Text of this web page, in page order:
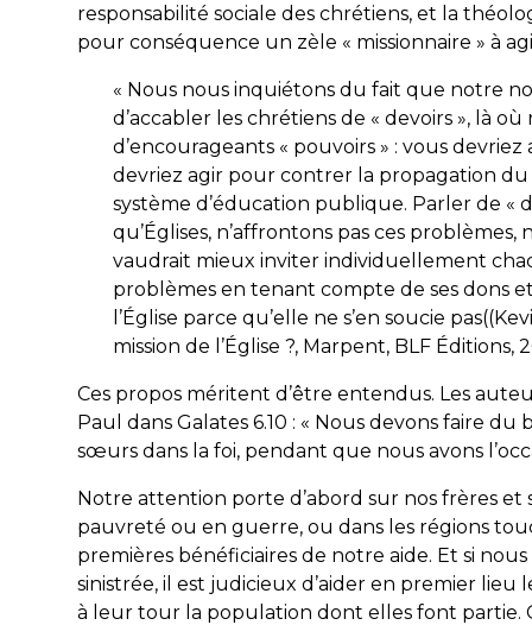
responsabilité sociale des chrétiens, et la
pour conséquence un zèle « missionnaire » à
« Nous nous inquiétons du fait que notre
d’accabler les chrétiens de « devoirs », là
d’encourageants « pouvoirs » : vous
devriez agir pour contrer la propagation du
système d’éducation publique. Parler de «
qu’Églises, n’affrontons pas ces problèmes,
vaudrait mieux inviter individuellement
problèmes en tenant compte de ses dons
l’Église parce qu’elle ne s’en soucie
mission de l’Église ?, Marpent, BLF Éditions,
Ces propos méritent d’être entendus. Les
Paul dans Galates 6.10 : « Nous devons faire du
sœurs dans la foi, pendant que nous avons
Notre attention porte d’abord sur nos frères et
pauvreté ou en guerre, ou dans les régions
premières bénéficiaires de notre aide. Et si
sinistrée, il est judicieux d’aider en premier lieu
à leur tour la population dont elles font partie.